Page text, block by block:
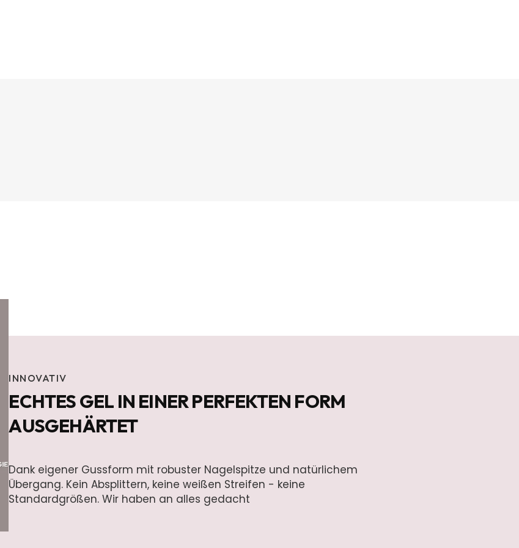
INNOVATIV
ECHTES GEL IN EINER PERFEKTEN FORM
AUSGEHÄRTET
Dank eigener Gussform mit robuster Nagelspitze und natürlichem
Übergang. Kein Absplittern, keine weißen Streifen - keine
Standardgrößen. Wir haben an alles gedacht